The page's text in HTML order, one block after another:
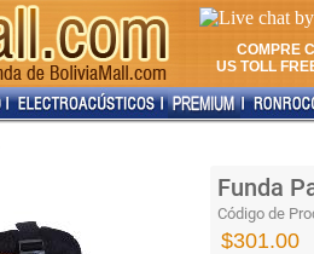
COMPRE
US TOLL
Funda
Código de
$301.00